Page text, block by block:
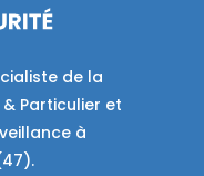
de la
Particulier et
à